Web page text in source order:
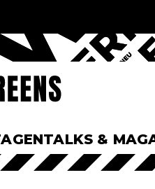
TALKS &